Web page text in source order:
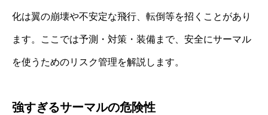
化は翼の崩壊や不安定な飛行、転倒等を招くことがあり
ます。ここでは予測・対策・装備まで、安全にサーマル
を使うためのリスク管理を解説します。
強すぎるサーマルの危険性